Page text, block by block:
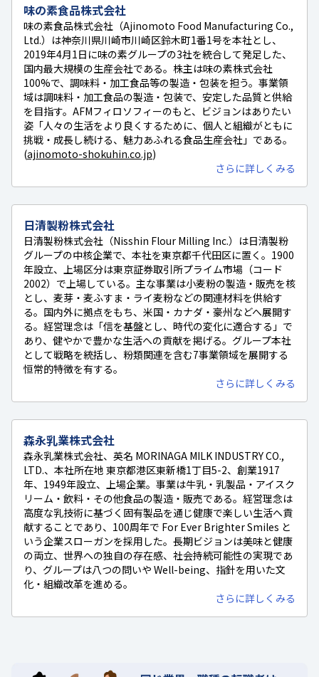
味の素食品株式会社
味の素食品株式会社（Ajinomoto Food Manufacturing Co.,
Ltd.）は神奈川県川崎市川崎区鈴木町1番1号を本社とし、
2019年4月1日に味の素グループの3社を統合して発足した、
国内最大規模の生産会社である。株主は味の素株式会社
100%で、調味料・加工食品等の製造・包装を担う。事業領
域は調味料・加工食品の製造・包装で、安定した品質と供給
を目指す。AFMフィロソフィーのもと、ビジョンはありたい
姿「人々の生活をより良くするために、個人と組織がともに
挑戦・成長し続ける、魅力あふれる食品生産会社」である。
(ajinomoto-shokuhin.co.jp)
さらに詳しくみる
日清製粉株式会社
日清製粉株式会社（Nisshin Flour Milling Inc.）は日清製粉
グループの中核企業で、本社を東京都千代田区に置く。1900
年設立、上場区分は東京証券取引所プライム市場（コード
2002）で上場している。主な事業は小麦粉の製造・販売を核
とし、麦芽・麦ふすま・ライ麦粉などの関連材料を供給す
る。国内外に拠点をもち、米国・カナダ・豪州などへ展開す
る。経営理念は「信を基盤とし、時代の変化に適合する」で
あり、健やかで豊かな生活への貢献を掲げる。グループ本社
として戦略を統括し、粉類関連を含む7事業領域を展開する
恒常的特徴を有する。
さらに詳しくみる
森永乳業株式会社
森永乳業株式会社、英名 MORINAGA MILK INDUSTRY CO.,
LTD.、本社所在地 東京都港区東新橋1丁目5-2、創業1917
年、1949年設立、上場企業。事業は牛乳・乳製品・アイスク
リーム・飲料・その他食品の製造・販売である。経営理念は
高度な乳技術に基づく固有製品を通じ健康で楽しい生活へ貢
献することであり、100周年で For Ever Brighter Smiles と
いう企業スローガンを採用した。長期ビジョンは美味と健康
の両立、世界への独自の存在感、社会持続可能性の実現であ
り、グループは八つの問いや Well-being、指針を用いた文
化・組織改革を進める。
さらに詳しくみる